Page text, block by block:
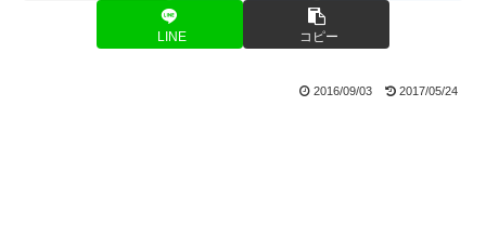
LINE コピー
2016/09/03 2017/05/24